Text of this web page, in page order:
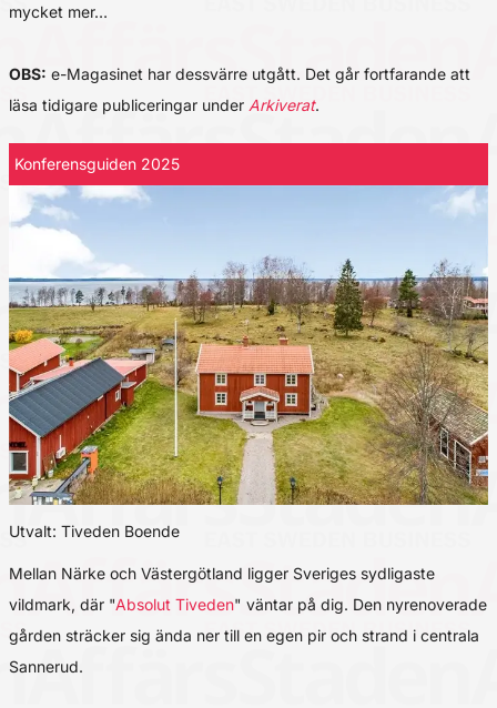
mycket mer…
OBS: e-Magasinet har dessvärre utgått. Det går fortfarande att
läsa tidigare publiceringar under Arkiverat.
Konferensguiden 2025
Utvalt: Tiveden Boende
Mellan Närke och Västergötland ligger Sveriges sydligaste
vildmark, där "Absolut Tiveden" väntar på dig. Den nyrenoverade
gården sträcker sig ända ner till en egen pir och strand i centrala
Sannerud.